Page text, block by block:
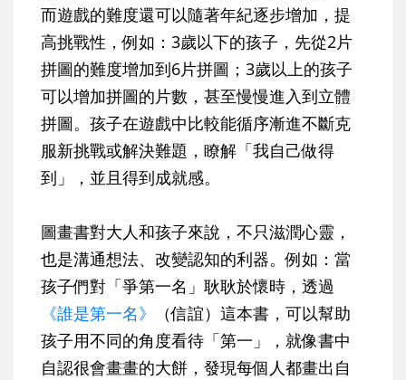
而遊戲的難度還可以隨著年紀逐步增加，提
高挑戰性，例如：3歲以下的孩子，先從2片
拼圖的難度增加到6片拼圖；3歲以上的孩子
可以增加拼圖的片數，甚至慢慢進入到立體
拼圖。孩子在遊戲中比較能循序漸進不斷克
服新挑戰或解決難題，瞭解「我自己做得
到」，並且得到成就感。
圖畫書對大人和孩子來說，不只滋潤心靈，
也是溝通想法、改變認知的利器。例如：當
孩子們對「爭第一名」耿耿於懷時，透過
《誰是第一名》
（信誼）這本書，可以幫助
孩子用不同的角度看待「第一」，就像書中
自認很會畫畫的大餅，發現每個人都畫出自